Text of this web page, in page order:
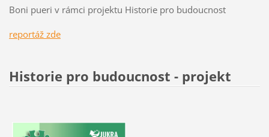
Boni pueri v rámci projektu Historie pro budoucnost
reportáž zde
Historie pro budoucnost - projekt